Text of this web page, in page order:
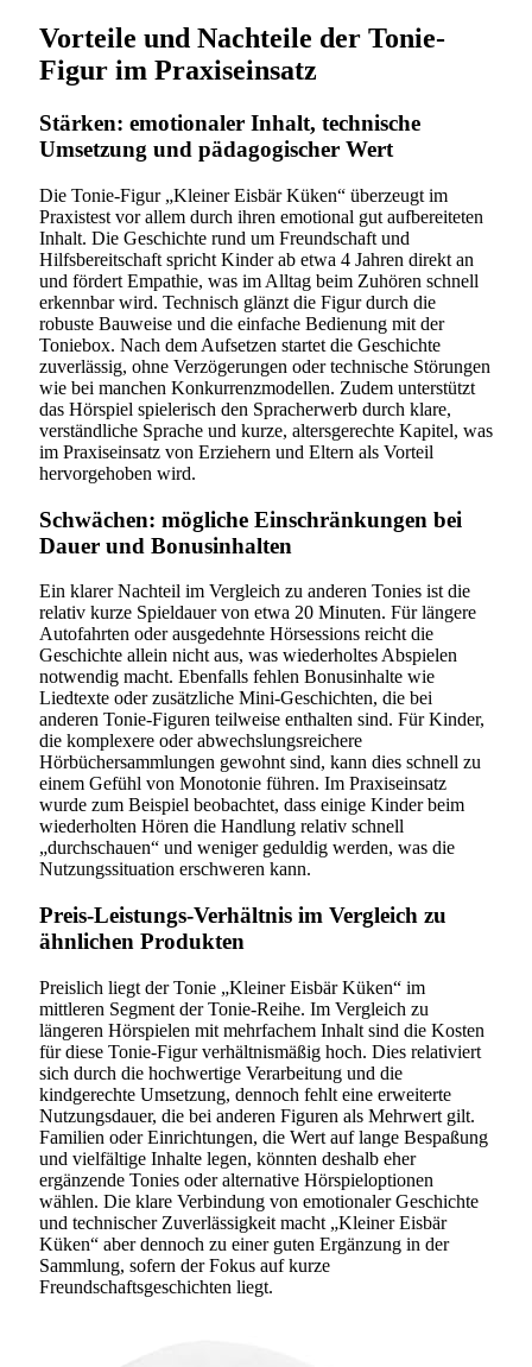
Vorteile und Nachteile der Tonie-
Figur im Praxiseinsatz
Stärken: emotionaler Inhalt, technische
Umsetzung und pädagogischer Wert
Die Tonie-Figur „Kleiner Eisbär Küken“ überzeugt im
Praxistest vor allem durch ihren emotional gut aufbereiteten
Inhalt. Die Geschichte rund um Freundschaft und
Hilfsbereitschaft spricht Kinder ab etwa 4 Jahren direkt an
und fördert Empathie, was im Alltag beim Zuhören schnell
erkennbar wird. Technisch glänzt die Figur durch die
robuste Bauweise und die einfache Bedienung mit der
Toniebox. Nach dem Aufsetzen startet die Geschichte
zuverlässig, ohne Verzögerungen oder technische Störungen
wie bei manchen Konkurrenzmodellen. Zudem unterstützt
das Hörspiel spielerisch den Spracherwerb durch klare,
verständliche Sprache und kurze, altersgerechte Kapitel, was
im Praxiseinsatz von Erziehern und Eltern als Vorteil
hervorgehoben wird.
Schwächen: mögliche Einschränkungen bei
Dauer und Bonusinhalten
Ein klarer Nachteil im Vergleich zu anderen Tonies ist die
relativ kurze Spieldauer von etwa 20 Minuten. Für längere
Autofahrten oder ausgedehnte Hörsessions reicht die
Geschichte allein nicht aus, was wiederholtes Abspielen
notwendig macht. Ebenfalls fehlen Bonusinhalte wie
Liedtexte oder zusätzliche Mini-Geschichten, die bei
anderen Tonie-Figuren teilweise enthalten sind. Für Kinder,
die komplexere oder abwechslungsreichere
Hörbüchersammlungen gewohnt sind, kann dies schnell zu
einem Gefühl von Monotonie führen. Im Praxiseinsatz
wurde zum Beispiel beobachtet, dass einige Kinder beim
wiederholten Hören die Handlung relativ schnell
„durchschauen“ und weniger geduldig werden, was die
Nutzungssituation erschweren kann.
Preis-Leistungs-Verhältnis im Vergleich zu
ähnlichen Produkten
Preislich liegt der Tonie „Kleiner Eisbär Küken“ im
mittleren Segment der Tonie-Reihe. Im Vergleich zu
längeren Hörspielen mit mehrfachem Inhalt sind die Kosten
für diese Tonie-Figur verhältnismäßig hoch. Dies relativiert
sich durch die hochwertige Verarbeitung und die
kindgerechte Umsetzung, dennoch fehlt eine erweiterte
Nutzungsdauer, die bei anderen Figuren als Mehrwert gilt.
Familien oder Einrichtungen, die Wert auf lange Bespaßung
und vielfältige Inhalte legen, könnten deshalb eher
ergänzende Tonies oder alternative Hörspieloptionen
wählen. Die klare Verbindung von emotionaler Geschichte
und technischer Zuverlässigkeit macht „Kleiner Eisbär
Küken“ aber dennoch zu einer guten Ergänzung in der
Sammlung, sofern der Fokus auf kurze
Freundschaftsgeschichten liegt.